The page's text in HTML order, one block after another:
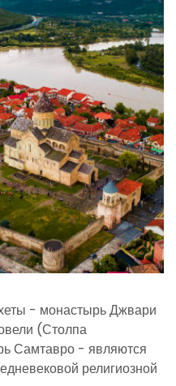
- монастырь Джвари
(Столпа
Самтавро - являются
религиозной